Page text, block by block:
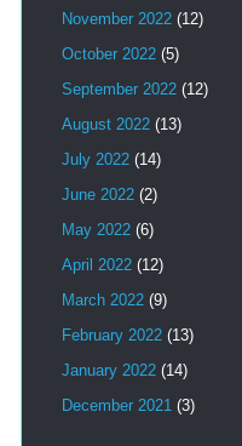
November 2022 (12)
October 2022 (5)
September 2022 (12)
August 2022 (13)
July 2022 (14)
June 2022 (2)
May 2022 (6)
April 2022 (12)
March 2022 (9)
February 2022 (13)
January 2022 (14)
December 2021 (3)